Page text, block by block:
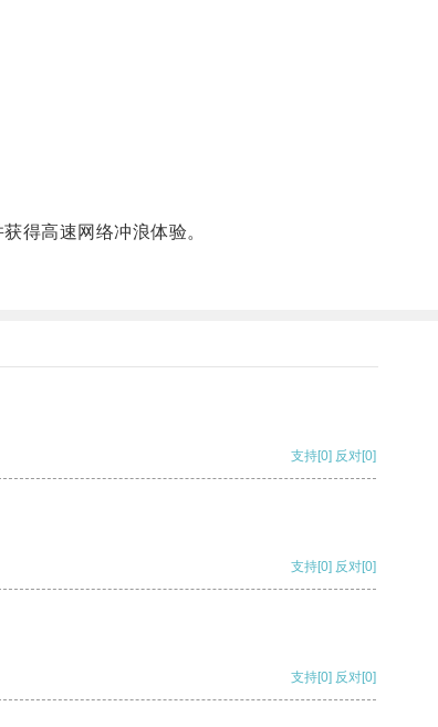
得高速网络冲浪体验。
支持[0] 反对[0]
支持[0] 反对[0]
支持[0] 反对[0]